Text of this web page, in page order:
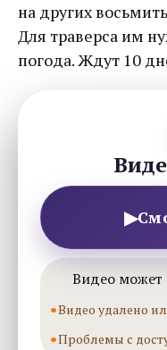
на других
Для траверса им
погода. Ждут 10
▶
Видео может
Видео удалено
Проблемы с